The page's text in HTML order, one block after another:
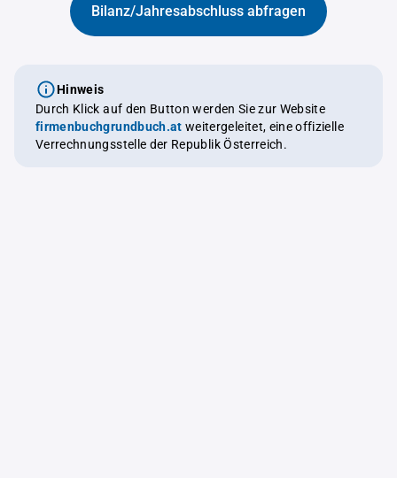
Bilanz/Jahresabschluss abfragen
Hinweis
Durch Klick auf den Button werden Sie zur Website
firmenbuchgrundbuch.at weitergeleitet, eine offizielle
Verrechnungsstelle der Republik Österreich.